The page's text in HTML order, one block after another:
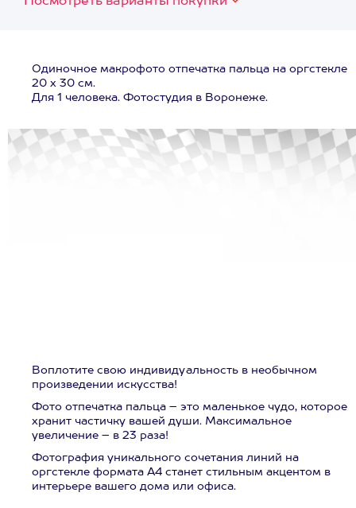
Одиночное макрофото отпечатка пальца на оргстекле
20 х 30 см.
Для 1 человека. Фотостудия в Воронеже.
Воплотите свою индивидуальность в необычном
произведении искусства!
Фото отпечатка пальца – это маленькое чудо, которое
хранит частичку вашей души. Максимальное
увеличение – в 23 раза!
Фотография уникального сочетания линий на
оргстекле формата А4 станет стильным акцентом в
интерьере вашего дома или офиса.